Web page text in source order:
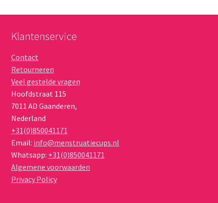
Klantenservice
Contact
Retourneren
Veel gestelde vragen
Hoofdstraat 115
7011 AD Gaanderen,
Nederland
+31(0)850041171
Email: info@menstruatiecups.nl
Whatsapp: +31(0)850041171
Algemene voorwaarden
Privacy Policy